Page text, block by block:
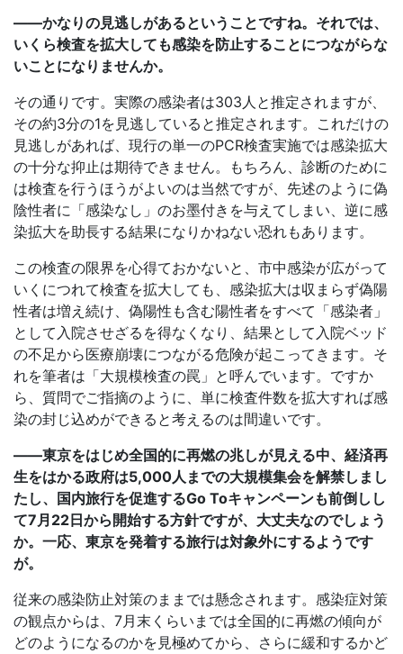
――かなりの見逃しがあるということですね。それでは、
いくら検査を拡大しても感染を防止することにつながらな
いことになりませんか。
その通りです。実際の感染者は303人と推定されますが、
その約3分の1を見逃していると推定されます。これだけの
見逃しがあれば、現行の単一のPCR検査実施では感染拡大
の十分な抑止は期待できません。もちろん、診断のために
は検査を行うほうがよいのは当然ですが、先述のように偽
陰性者に「感染なし」のお墨付きを与えてしまい、逆に感
染拡大を助長する結果になりかねない恐れもあります。
この検査の限界を心得ておかないと、市中感染が広がって
いくにつれて検査を拡大しても、感染拡大は収まらず偽陽
性者は増え続け、偽陽性も含む陽性者をすべて「感染者」
として入院させざるを得なくなり、結果として入院ベッド
の不足から医療崩壊につながる危険が起こってきます。そ
れを筆者は「大規模検査の罠」と呼んでいます。ですか
ら、質問でご指摘のように、単に検査件数を拡大すれば感
染の封じ込めができると考えるのは間違いです。
――東京をはじめ全国的に再燃の兆しが見える中、経済再
生をはかる政府は5,000人までの大規模集会を解禁しまし
たし、国内旅行を促進するGo Toキャンペーンも前倒しし
て7月22日から開始する方針ですが、大丈夫なのでしょう
か。一応、東京を発着する旅行は対象外にするようです
が。
従来の感染防止対策のままでは懸念されます。感染症対策
の観点からは、7月末くらいまでは全国的に再燃の傾向が
どのようになるのかを見極めてから、さらに緩和するかど